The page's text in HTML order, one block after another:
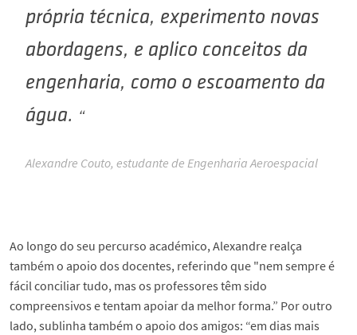
própria técnica, experimento novas
abordagens, e aplico conceitos da
engenharia, como o escoamento da
água.
Alexandre Couto, estudante de Engenharia Aeroespacial
Ao longo do seu percurso académico, Alexandre realça
também o apoio dos docentes, referindo que "nem sempre é
fácil conciliar tudo, mas os professores têm sido
compreensivos e tentam apoiar da melhor forma.” Por outro
lado, sublinha também o apoio dos amigos: “em dias mais